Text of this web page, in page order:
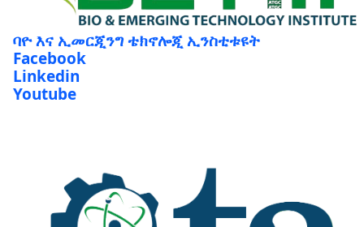
ባዮ እና ኢመርጂንግ ቴክኖሎጂ ኢንስቲቱዩት
Facebook
Linkedin
Youtube